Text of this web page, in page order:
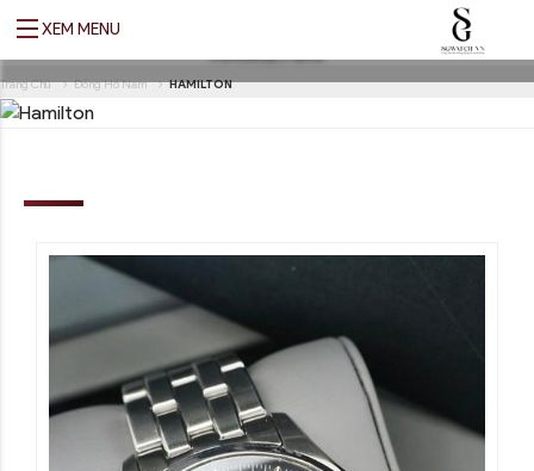
XEM MENU
Trang Chủ Đồng Hồ Nam HAMILTON Translate